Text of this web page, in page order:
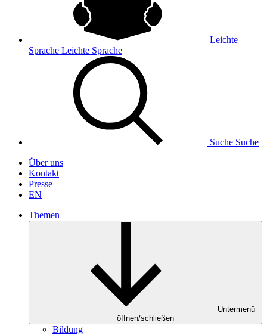
Leichte
Sprache Leichte Sprache
Suche Suche
Über uns
Kontakt
Presse
EN
Themen
Untermenü
öffnen/schließen
Bildung